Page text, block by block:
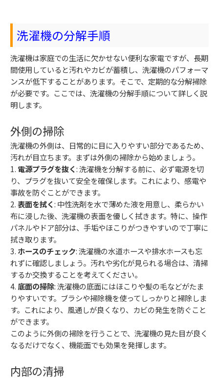
洗濯機の分解手順
洗濯機は家庭での生活に欠かせない便利な家電ですが、長期
間使用していると汚れやカビが蓄積し、洗濯機のパフォーマ
ンスが低下することがあります。そこで、定期的な分解掃除
が必要です。ここでは、洗濯機の分解手順について詳しく説
明します。
外側の掃除
洗濯機の外側は、日常的に目に入りやすい部分であるため、
汚れが目立ちます。まずは外側の掃除から始めましょう。
1. 電源プラグを抜く: 洗濯機を分解する前に、必ず電源を切
り、プラグを抜いて安全を確保します。これにより、感電や
事故を防ぐことができます。
2.表面を拭く: 中性洗剤を水で薄めた液を用意し、柔らかい
布に浸した後、洗濯機の表面を優しく拭きます。特に、操作
パネルやドア部分は、手垢やほこりがつきやすいので丁寧に
拭き取ります。
3. ホースのチェック: 洗濯機の水道ホースや排水ホースも忘
れずに確認しましょう。汚れや劣化が見られる場合は、清掃
するか交換することを考えてください。
4. 底面の掃除: 洗濯機の底面にはほこりや髪の毛などがたま
りやすいです。ブラシや掃除機を使ってしっかりと掃除しま
す。これにより、風通しが良くなり、カビの発生を防ぐこと
ができます。
このように外側の掃除を行うことで、洗濯機の見た目が良く
なるだけでなく、機能面でも効果を発揮します。
内部の清掃